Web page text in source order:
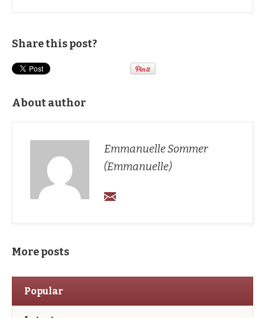
Share this post?
About author
Emmanuelle Sommer
(Emmanuelle)
More posts
Popular